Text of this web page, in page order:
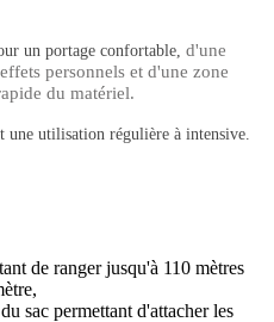
un portage confortable, d'une
personnels et d'une zone
du matériel.
une utilisation régulière à intensive.
de ranger jusqu'à 110 mètres
sac permettant d'attacher les